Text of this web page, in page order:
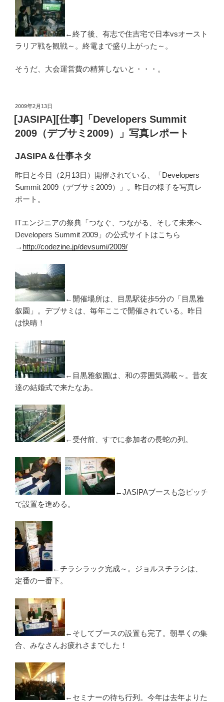
←終了後、有志で住吉宅で日本vsオースト
ラリア戦を観戦～。終電まで盛り上がった～。
そうだ、大会運営費の精算しないと・・・。
投
稿
日:
2009年2月13日
[JASIPA][仕事]「Developers Summit
2009（デブサミ2009）」写真レポート
JASIPA＆仕事ネタ
昨日と今日（2月13日）開催されている、「Developers
Summit 2009（デブサミ2009）」。昨日の様子を写真レ
ポート。
ITエンジニアの祭典「つなぐ、つながる、そして未来へ
Developers Summit 2009」の公式サイトはこちら
→ http://codezine.jp/devsumi/2009/
←開催場所は、目黒駅徒歩5分の「目黒雅
叙園」。デブサミは、毎年ここで開催されている。昨日
は快晴！
←目黒雅叙園は、和の雰囲気満載～。昔友
達の結婚式で来たなあ。
←受付前、すでに参加者の長蛇の列。
←JASIPAブースも急ピッチ
で設置を進める。
←チラシラック完成～。ジョルスチラシは、
定番の一番下。
←そしてブースの設置も完了。朝早くの集
合、みなさんお疲れさまでした！
←セミナーの待ち行列。今年は去年よりた